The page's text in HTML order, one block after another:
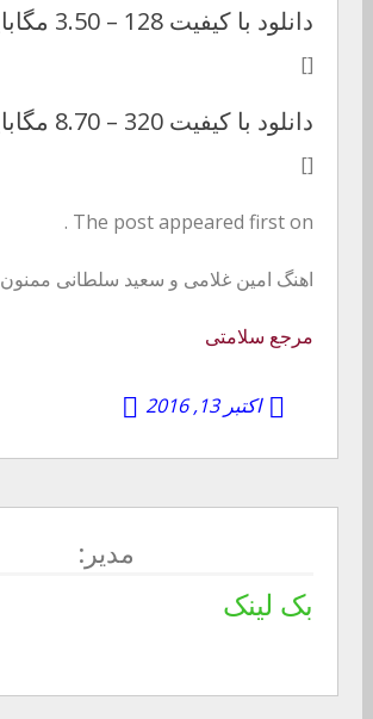
دانلود با کیفیت 128 – 3.50 مگابایت
[]
دانلود با کیفیت 320 – 8.70 مگابایت
[]
The post appeared first on .
اهنگ امین غلامی و سعید سلطانی ممنون
مرجع سلامتی
اکتبر 13, 2016
مدیر:
بک لینک